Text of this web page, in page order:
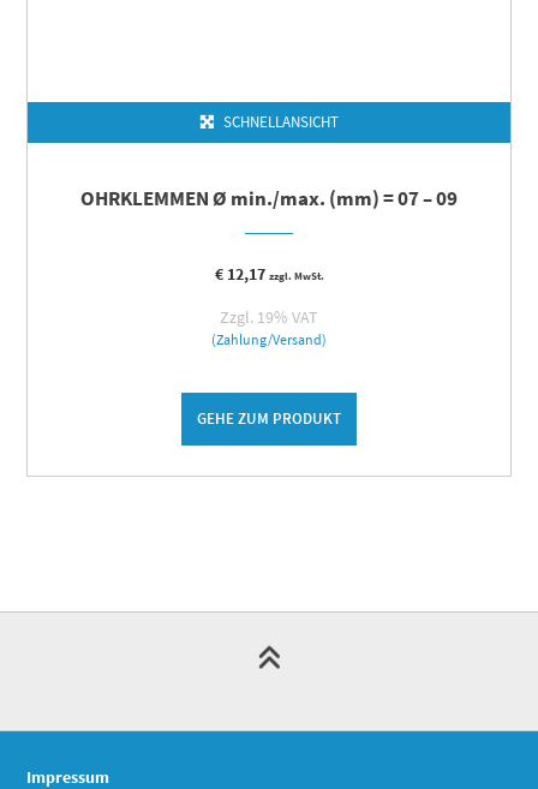
SCHNELLANSICHT
OHRKLEMMEN Ø min./max. (mm) = 07 – 09
€12,17 zzgl. MwSt.
Zzgl. 19% VAT
(Zahlung/Versand)
GEHE ZUM PRODUKT
Impressum